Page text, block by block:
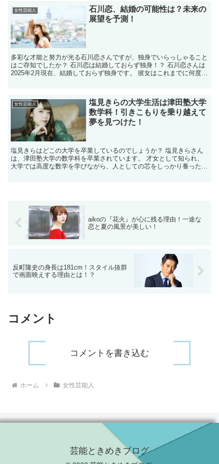
女性芸能人
石川恋、結婚の可能性は？未来の
展望を予測！
多彩な才能と努力が光る石川恋さんですが、独身でいらっしゃること
はご存知でしたか？ 石川恋は結婚しておらず独身！？ 石川恋さんは
2025年2月現在、結婚しておらず独身です。 彼女はこれまでに何度か
女性芸能人
塩見きらの大学生活は津田塾大学
数学科！引きこもりを乗り越えて
夢を見つけた！
塩見きらはどこの大学を卒業しているのでしょうか？ 塩見きらさん
は、津田塾大学の数学科を卒業されています。 才女として知られ、
大学では高度な数学を学びながら、人としての芯をしっかり養ったご
aikoの『花火』が心に残る理由！一途な
恋と夏の風景が美しい！
反町隆史の身長は181cm！スタイル抜群
で画面映えする理由とは！？
コメント
コメントを書き込む
ホーム 女性芸能人
芸能ときめきブログ